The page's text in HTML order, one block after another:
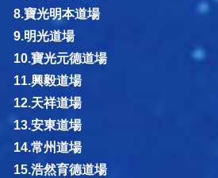
8.寶光明本道場
9.明光道場
10.寶光元德道場
11.興毅道場
12.天祥道場
13.安東道場
14.常州道場
15.浩然育德道場